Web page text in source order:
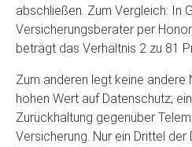
abschließen. Zum Vergleich: In
Versicherungsberater per
beträgt das Verhältnis 2 zu 81
Zum anderen legt keine
hohen Wert auf Datenschutz;
Zurückhaltung gegenüber
Versicherung. Nur ein Drittel